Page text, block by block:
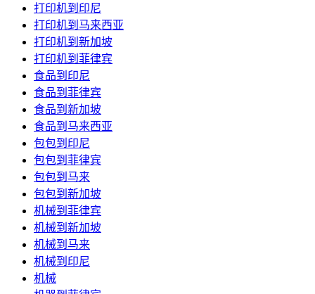
打印机到印尼
打印机到马来西亚
打印机到新加坡
打印机到菲律宾
食品到印尼
食品到菲律宾
食品到新加坡
食品到马来西亚
包包到印尼
包包到菲律宾
包包到马来
包包到新加坡
机械到菲律宾
机械到新加坡
机械到马来
机械到印尼
机械